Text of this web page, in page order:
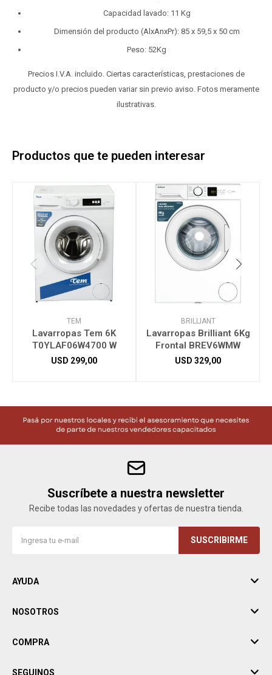
Capacidad lavado: 11 Kg
Dimensión del producto (AlxAnxPr): 85 x 59,5 x 50 cm
Peso: 52Kg
Precios I.V.A. incluido. Ciertas características, prestaciones de
producto y/o precios pueden variar sin previo aviso. Fotos meramente
ilustrativas.
Productos que te pueden interesar
TEM
Lavarropas Tem 6K
T0YLAF06W4700 W
USD 299,00
BRILLIANT
Lavarropas Brilliant 6Kg
Frontal BREV6WMW
USD 329,00
Suscríbete a nuestra newsletter
Recibe todas las novedades y ofertas de nuestra tienda.
SUSCRIBIRME
AYUDA
NOSOTROS
COMPRA
SEGUINOS